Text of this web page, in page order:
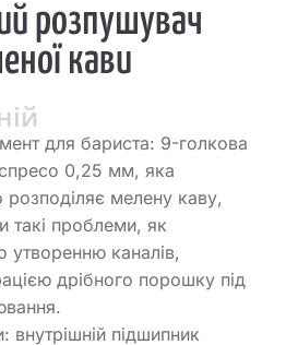
розпушувач
кави
для бариста: 9-голкова
0,25 мм, яка
розподіляє мелену каву,
такі проблеми, як
утворенню каналів,
дрібного порошку під
внутрішній підшипник